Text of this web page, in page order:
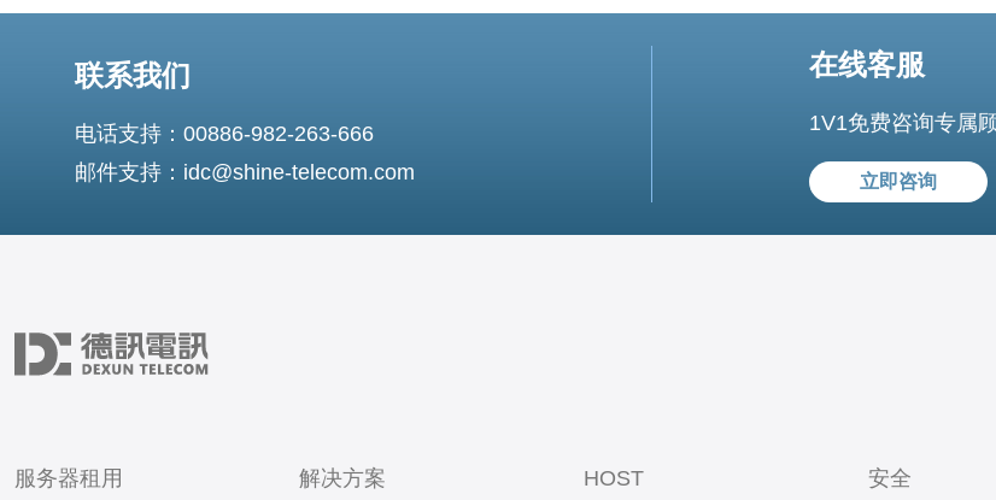
联系我们
电话支持：00886-982-263-666
邮件支持：idc@shine-telecom.com
在线客服
1V1免费咨询专属
立即咨询
服务器租用 解决方案 HOST 安全